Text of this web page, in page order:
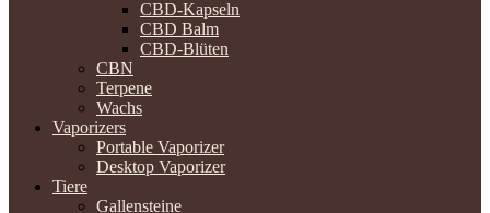
CBD-Kapseln
CBD Balm
CBD-Blüten
CBN
Terpene
Wachs
Vaporizers
Portable Vaporizer
Desktop Vaporizer
Tiere
Gallensteine